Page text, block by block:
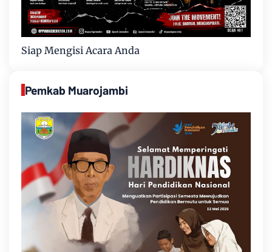
Siap Mengisi Acara Anda
Pemkab Muarojambi